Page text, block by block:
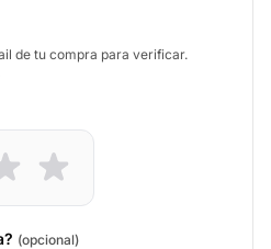
de tu compra para verificar.
(opcional)